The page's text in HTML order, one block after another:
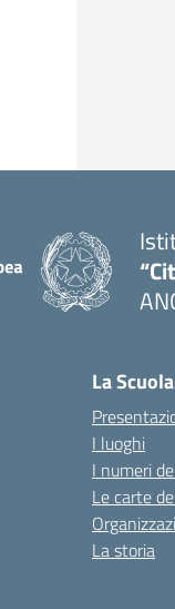
La Scuola
I luoghi
I numeri
Le carte
La storia